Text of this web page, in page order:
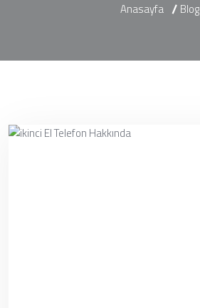
Anasayfa Blog